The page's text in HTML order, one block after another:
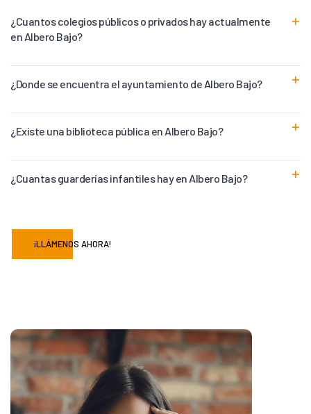
¿Cuantos colegios públicos o privados hay actualmente
en Albero Bajo?
¿Donde se encuentra el ayuntamiento de Albero Bajo?
¿Existe una biblioteca pública en Albero Bajo?
¿Cuantas guarderías infantiles hay en Albero Bajo?
¡LLÁMENOS AHORA!